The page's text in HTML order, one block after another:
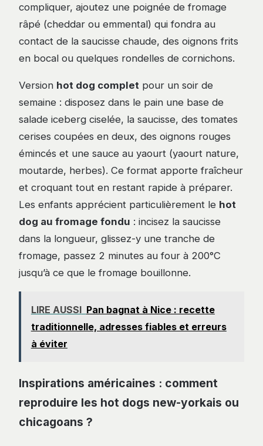
compliquer, ajoutez une poignée de fromage
râpé (cheddar ou emmental) qui fondra au
contact de la saucisse chaude, des oignons frits
en bocal ou quelques rondelles de cornichons.
Version hot dog complet pour un soir de
semaine : disposez dans le pain une base de
salade iceberg ciselée, la saucisse, des tomates
cerises coupées en deux, des oignons rouges
émincés et une sauce au yaourt (yaourt nature,
moutarde, herbes). Ce format apporte fraîcheur
et croquant tout en restant rapide à préparer.
Les enfants apprécient particulièrement le hot
dog au fromage fondu : incisez la saucisse
dans la longueur, glissez-y une tranche de
fromage, passez 2 minutes au four à 200°C
jusqu’à ce que le fromage bouillonne.
LIRE AUSSI Pan bagnat à Nice : recette
traditionnelle, adresses fiables et erreurs
à éviter
Inspirations américaines : comment
reproduire les hot dogs new-yorkais ou
chicagoans ?